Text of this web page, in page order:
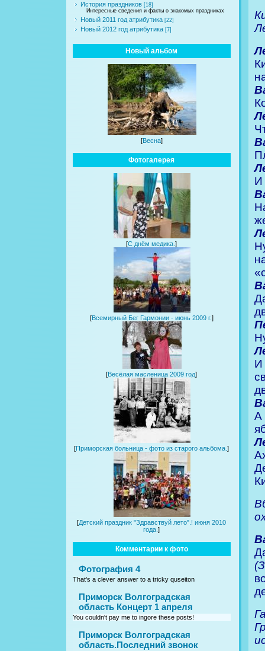
История праздников [18]
Интересные сведения и факты о знакомых праздниках
Новый 2011 год атрибутика [22]
Новый 2012 год атрибутика [7]
Новый альбом
[Весна]
Фотогалерея
[С днём медика.]
[Всемирный Бег Гармонии - июнь 2009 г.]
[Весёлая масленица 2009 год]
[Приморская больница - фото из старого альбома.]
[Детский праздник "Здравствуй лето".! июня 2010
года.]
Комментарии к фото
Фотография 4
That's a clever answer to a tricky quseiton
Приморск Волгоградская
область Концерт 1 апреля
You couldn't pay me to ingore these posts!
Приморск Волгоградская
область.Последний звонок
И
И
А